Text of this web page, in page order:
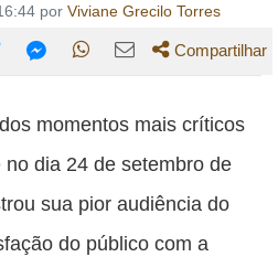
por Viviane Grecilo Torres
esta
publicação
esta
publicação
esta
publicação
WhatsApp
esta
publicação
Compartilhar
momentos mais críticos
dia 24 de setembro de
sua pior audiência do
do público com a